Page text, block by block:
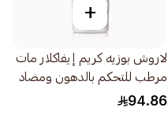
+
لاروش بوزيه كريم إيفاكلار مات
مرطب للتحكم بالدهون ومضاد
للمعان 40مل
94.86